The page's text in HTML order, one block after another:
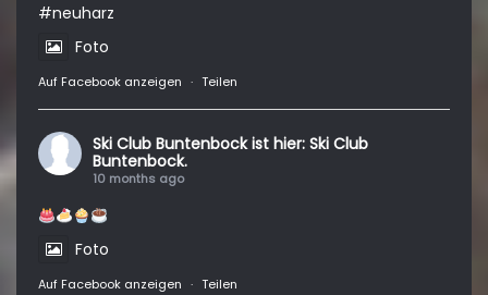
#neuharz
Foto
Auf Facebook anzeigen · Teilen
Ski Club Buntenbock ist hier: Ski Club
Buntenbock.
10 months ago
Foto
Auf Facebook anzeigen · Teilen